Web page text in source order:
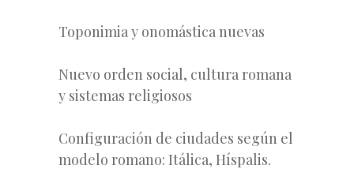
Toponimia y onomástica nuevas
Nuevo orden social, cultura romana
y sistemas religiosos
Configuración de ciudades según el
modelo romano: Itálica, Híspalis.